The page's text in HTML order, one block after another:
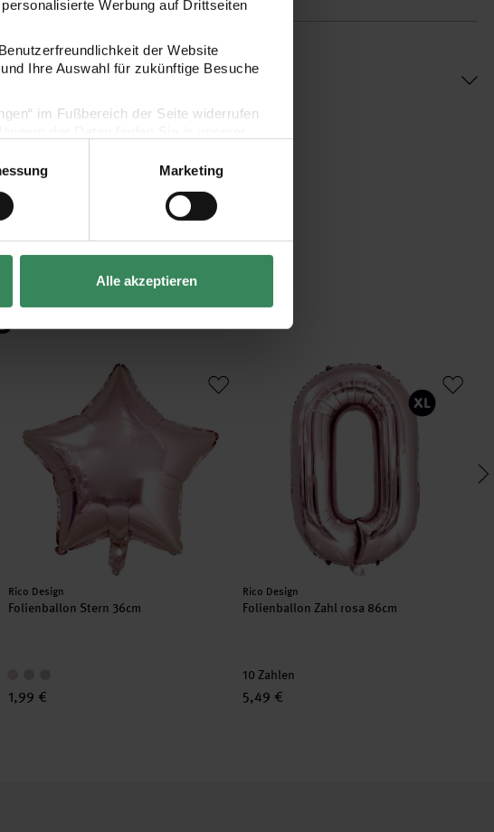
Werbung auf Drittseiten
der Website
Ihre Auswahl für zukünftige Besuche
im Fußbereich der Seite widerrufen
Marketing
Alle akzeptieren
Folienballon Stern 36cm
Hersteller:
Rico Design
Folienballon Stern 36cm
1,99 €
Folienballon Zahl rosa 86cm
Hersteller:
Rico Design
Folienballon Zahl rosa 86cm
10 Zahlen
5,49 €